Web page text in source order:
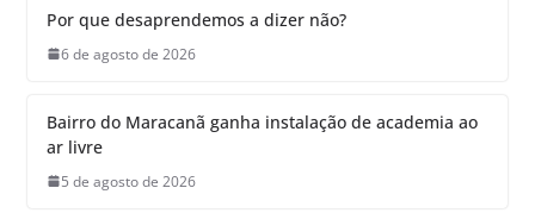
Por que desaprendemos a dizer não?
6 de agosto de 2026
Bairro do Maracanã ganha instalação de academia ao
ar livre
5 de agosto de 2026